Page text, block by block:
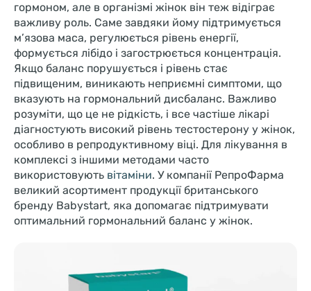
гормоном, але в організмі жінок він теж відіграє
важливу роль. Саме завдяки йому підтримується
м’язова маса, регулюється рівень енергії,
формується лібідо і загострюється концентрація.
Якщо баланс порушується і рівень стає
підвищеним, виникають неприємні симптоми, що
вказують на гормональний дисбаланс. Важливо
розуміти, що це не рідкість, і все частіше лікарі
діагностують високий рівень тестостерону у жінок,
особливо в репродуктивному віці. Для лікування в
комплексі з іншими методами часто
використовують вітаміни. У компанії РепроФарма
великий асортимент продукції британського
бренду Babystart, яка допомагає підтримувати
оптимальний гормональний баланс у жінок.